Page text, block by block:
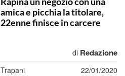
amica e picchia la titolare,
22enne finisce in carcere
di Redazione
Trapani 22/01/2020